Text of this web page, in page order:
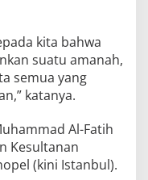
kita bahwa
suatu amanah,
semua yang
katanya.
Al-Fatih
Kesultanan
(kini Istanbul).